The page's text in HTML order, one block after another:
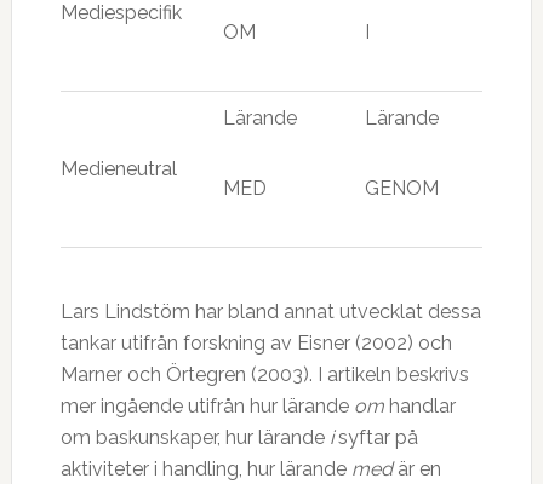
Mediespecifik
OM I
Medieneutral
Lärande
MED
Lärande
GENOM
Lars Lindstöm har bland annat utvecklat dessa
tankar utifrån forskning av Eisner (2002) och
Marner och Örtegren (2003). I artikeln beskrivs
mer ingående utifrån hur lärande omhandlar
om baskunskaper, hur lärande isyftar på
aktiviteter i handling, hur lärande medär en